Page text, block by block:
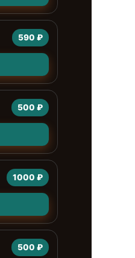
590 ₽
500 ₽
1000 ₽
500 ₽